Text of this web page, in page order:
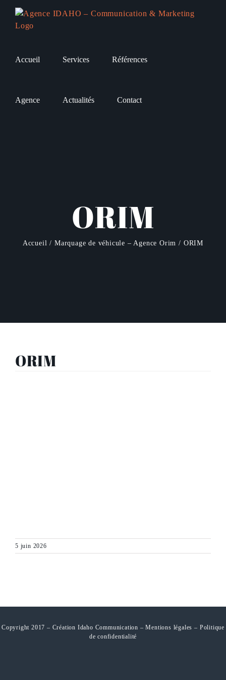
contenu
Accueil Services Références
Agence Actualités Contact
ORIM
Accueil Marquage de véhicule – Agence Orim ORIM
ORIM
5 juin 2026
Copyright 2017 – Création Idaho Communication –Mentions légales – Politique
de confidentialité